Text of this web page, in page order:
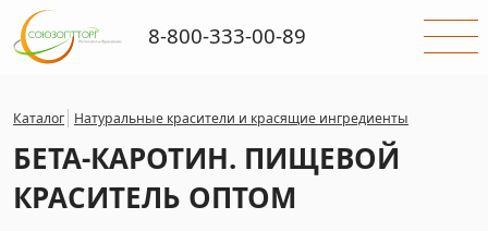
Каталог Натуральные красители и красящие ингредиенты
БЕТА-КАРОТИН. ПИЩЕВОЙ
КРАСИТЕЛЬ ОПТОМ
8-800-333-00-89